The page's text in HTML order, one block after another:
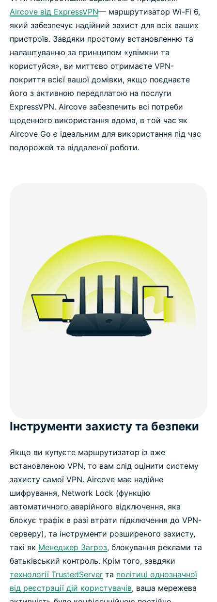
Aircove від ExpressVPN— маршрутизатор Wi-Fi 6,
який забезпечує надійний захист для всіх ваших
пристроїв. Завдяки простому встановленню та
налаштуванню за принципом «увімкни та
користуйся», ви миттєво отримаєте VPN-
покриття всієї вашої домівки, якщо поєднаєте
його з активною передплатою на послуги
ExpressVPN. Aircove забезпечить всі потреби
щоденного використання вдома, в той час як
Aircove Go є ідеальним для використання під час
подорожей та віддаленої роботи.
Інструменти захисту та безпеки
Якщо ви купуєте маршрутизатор із вже
встановленою VPN, то вам слід оцінити систему
захисту самої VPN. Aircove має надійне
шифрування, Network Lock (функцію
автоматичного аварійного відключення, яка
блокує трафік в разі втрати підключення до VPN-
серверу), та інструменти розширеного захисту,
такі як Менеджер Загроз, блокування реклами та
батьківський контроль. Крім того, завдяки
технології TrustedServer та політиці однозначної
від реєстрації дій користувачів, ваша мережева